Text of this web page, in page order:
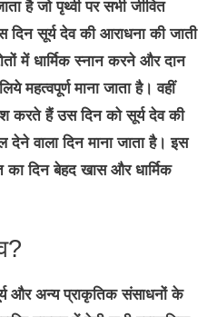
है जो पृथ्वी पर सभी जीवित
दिन सूर्य देव की आराधना की जाती
में धार्मिक स्नान करने और दान
महत्वपूर्ण माना जाता है। वहीं
करते हैं उस दिन को सूर्य देव की
देने वाला दिन माना जाता है। इस
का दिन बेहद खास और धार्मिक
और अन्य प्राकृतिक संसाधनों के